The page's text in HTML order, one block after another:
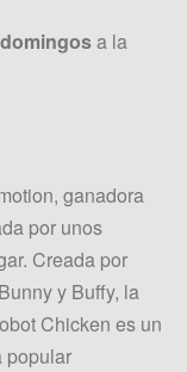
domingosa la
ganadora
por unos
Creada por
y Buffy, la
Chicken es un
popular